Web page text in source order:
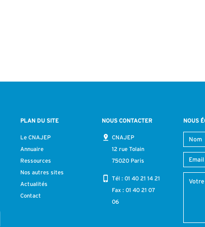
PLAN DU SITE
Le CNAJEP
Annuaire
Ressources
Nos autres sites
Actualités
Contact
NOUS CONTACTER
CNAJEP
12 rue Tolain
75020 Paris
Tél : 01 40 21 14 21
Fax : 01 40 21 07
06
NOUS